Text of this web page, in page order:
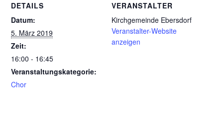
DETAILS
Datum:
5. März 2019
Zeit:
16:00 - 16:45
Veranstaltungskategorie:
Chor
VERANSTALTER
Kirchgemeinde Ebersdorf
Veranstalter-Website
anzeigen